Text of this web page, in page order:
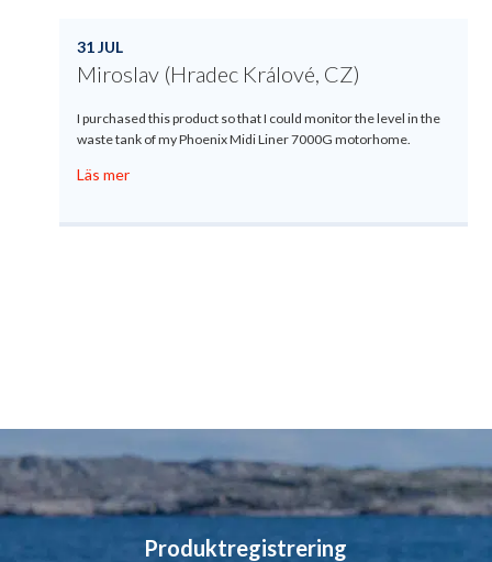
31 JUL
Miroslav (Hradec Králové, CZ)
I purchased this product so that I could monitor the level in the
waste tank of my Phoenix Midi Liner 7000G motorhome.
Läs mer
Produktregistrering